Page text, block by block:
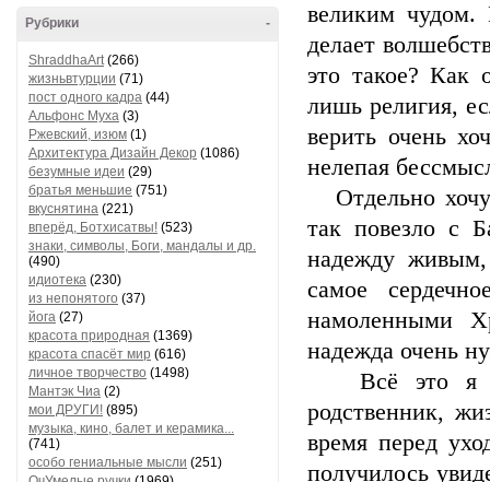
-
Рубрики
ShraddhaArt(266)
жизньвтурции (71)
пост одного кадра (44)
Альфонс Муха (3)
Ржевский, изюм (1)
Архитектура Дизайн Декор (1086)
безумные идеи (29)
братья меньшие (751)
вкуснятина (221)
вперёд, Ботхисатвы! (523)
знаки, символы, Боги, мандалы и др.
(490)
идиотека (230)
из непонятого (37)
йога (27)
красота природная (1369)
красота спасёт мир (616)
личное творчество (1498)
Мантэк Чиа (2)
мои ДРУГИ! (895)
музыка, кино, балет и керамика...
(741)
особо гениальные мысли (251)
великим чудом.
делает
это такое? Как
лишь религия,
верить очень
нелепая
Отдельно
так повезло с
надежду
самое
намоленными
надежда очень
Всё это я
родственник,
время перед
получилось